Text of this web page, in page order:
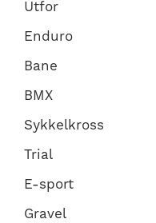
Utfor
Enduro
Bane
BMX
Sykkelkross
Trial
E-sport
Gravel